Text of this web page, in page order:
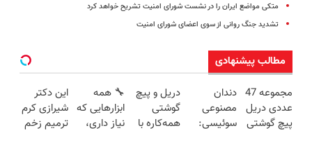
متکی مواضع ایران را در نشست شورای امنیت تشریح خواهد کرد
تشدید جنگ روانی از سوی اعضای شورای امنیت
مطالب پیشنهادی
مجموعه 47
عددی دریل
پیچ گوشتی
دندان
مصنوعی
سوئیسی:
دریل و پیچ
گوشتی
همه‌کاره با
🔧 همه
ابزارهایی که
نیاز داری،
این دکتر
شیرازی کرم
ترمیم زخم